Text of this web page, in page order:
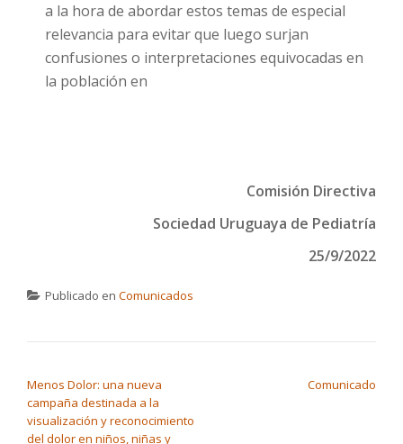
a la hora de abordar estos temas de especial
relevancia para evitar que luego surjan
confusiones o interpretaciones equivocadas en
la población en
Comisión Directiva
Sociedad Uruguaya de Pediatría
25/9/2022
Publicado en Comunicados
Menos Dolor: una nueva
campaña destinada a la
visualización y reconocimiento
del dolor en niños, niñas y
Comunicado